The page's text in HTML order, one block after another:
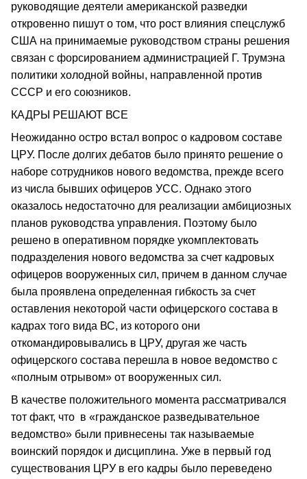
руководящие деятели американской разведки
откровенно пишут о том, что рост влияния спецслужб
США на принимаемые руководством страны решения
связан с форсированием администрацией Г. Трумэна
политики холодной войны, направленной против
СССР и его союзников.
КАДРЫ РЕШАЮТ ВСЕ
Неожиданно остро встал вопрос о кадровом составе
ЦРУ. После долгих дебатов было принято решение о
наборе сотрудников нового ведомства, прежде всего
из числа бывших офицеров УСС. Однако этого
оказалось недостаточно для реализации амбициозных
планов руководства управления. Поэтому было
решено в оперативном порядке укомплектовать
подразделения нового ведомства за счет кадровых
офицеров вооруженных сил, причем в данном случае
была проявлена определенная гибкость за счет
оставления некоторой части офицерского состава в
кадрах того вида ВС, из которого они
откомандировывались в ЦРУ, другая же часть
офицерского состава перешла в новое ведомство с
«полным отрывом» от вооруженных сил.
В качестве положительного момента рассматривался
тот факт, что в «гражданское разведывательное
ведомство» были привнесены так называемые
воинский порядок и дисциплина. Уже в первый год
существования ЦРУ в его кадры было переведено